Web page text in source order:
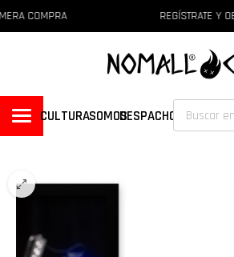
COMPRA REGÍSTRATE Y
CULTURASOMOSDESPACHOS